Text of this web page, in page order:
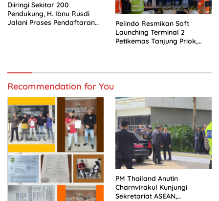
Diiringi Sekitar 200
Pendukung, H. Ibnu Rusdi
Jalani Proses Pendaftaran
Pelindo Resmikan Soft
Launching Terminal 2
Petikemas Tanjung Priok,
Recommendation for You
PM Thailand Anutin
Charnvirakul Kunjungi
Sekretariat ASEAN,